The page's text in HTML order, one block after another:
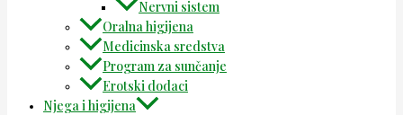
Nervni sistem
Oralna higijena
Medicinska sredstva
Program za sunčanje
Erotski dodaci
Njega i higijena